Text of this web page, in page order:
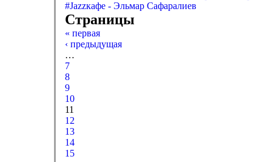
#Jazzкафе - Эльмар Сафаралиев
Страницы
« первая
‹ предыдущая
…
7
8
9
10
11
12
13
14
15